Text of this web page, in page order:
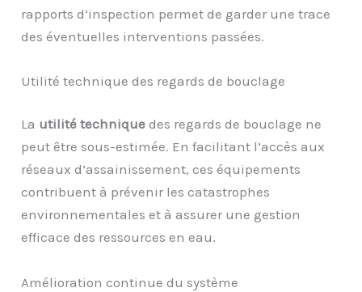
rapports d’inspection permet de garder une trace
des éventuelles interventions passées.
Utilité technique des regards de bouclage
La utilité technique des regards de bouclage ne
peut être sous-estimée. En facilitant l’accès aux
réseaux d’assainissement, ces équipements
contribuent à prévenir les catastrophes
environnementales et à assurer une gestion
efficace des ressources en eau.
Amélioration continue du système